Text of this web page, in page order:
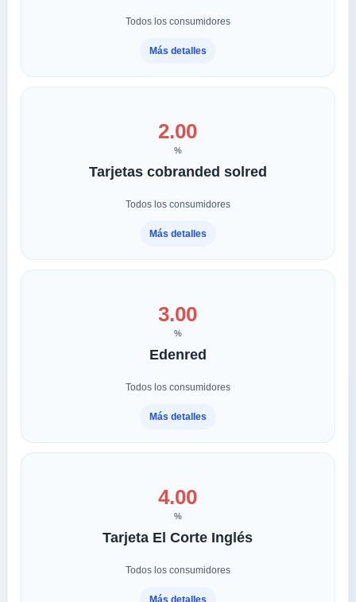
Todos los consumidores
Más detalles
2.00
%
Tarjetas cobranded solred
Todos los consumidores
Más detalles
3.00
%
Edenred
Todos los consumidores
Más detalles
4.00
%
Tarjeta El Corte Inglés
Todos los consumidores
Más detalles